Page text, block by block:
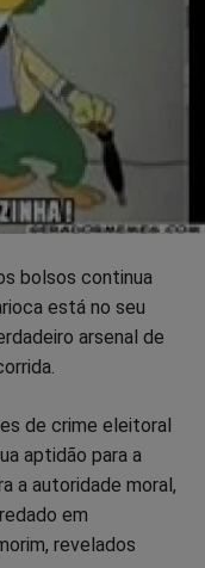
bolsos continua
está no seu
arsenal de
de crime eleitoral
aptidão para a
a autoridade moral,
em
revelados